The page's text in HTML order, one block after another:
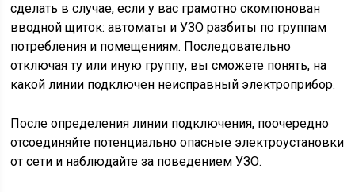
сделать в случае, если у вас грамотно скомпонован
вводной щиток: автоматы и УЗО разбиты по группам
потребления и помещениям. Последовательно
отключая ту или иную группу, вы сможете понять, на
какой линии подключен неисправный электроприбор.
После определения линии подключения, поочередно
отсоединяйте потенциально опасные электроустановки
от сети и наблюдайте за поведением УЗО.